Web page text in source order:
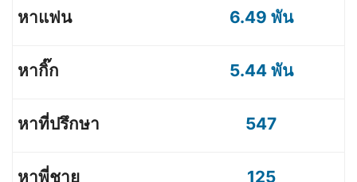
6.49 พัน
5.44 พัน
547
125